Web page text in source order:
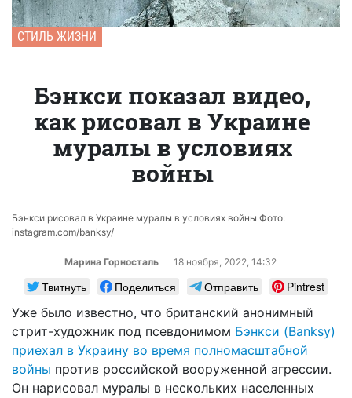
СТИЛЬ ЖИЗНИ
Бэнкси показал видео,
как рисовал в Украине
муралы в условиях
войны
Бэнкси рисовал в Украине муралы в условиях войны Фото:
instagram.com/banksy/
Марина Горносталь 18 ноября, 2022, 14:32
Твитнуть Поделиться Отправить
Pintrest
Уже было известно, что британский анонимный
стрит-художник под псевдонимом Бэнкси (Banksy)
приехал в Украину во время полномасштабной
войны против российской вооруженной агрессии.
Он нарисовал муралы в нескольких населенных